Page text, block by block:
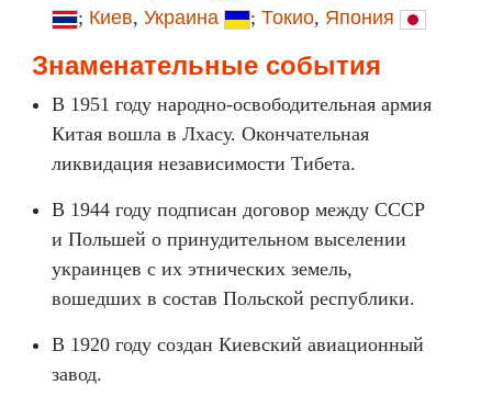
; Киев, Украина ; Токио, Япония
Знаменательные события
В 1951 году народно-освободительная армия
Китая вошла в Лхасу. Окончательная
ликвидация независимости Тибета.
В 1944 году подписан договор между СССР
и Польшей о принудительном выселении
украинцев с их этнических земель,
вошедших в состав Польской республики.
В 1920 году создан Киевский авиационный
завод.